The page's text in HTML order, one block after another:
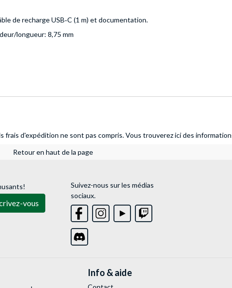
de recharge USB‑C (1 m) et documentation.
longueur: 8,75 mm
frais d'expédition ne sont pas compris.Vous trouverez ici des
Retour en haut de la page
vous
Suivez-nous sur les médias
sociaux.
Info & aide